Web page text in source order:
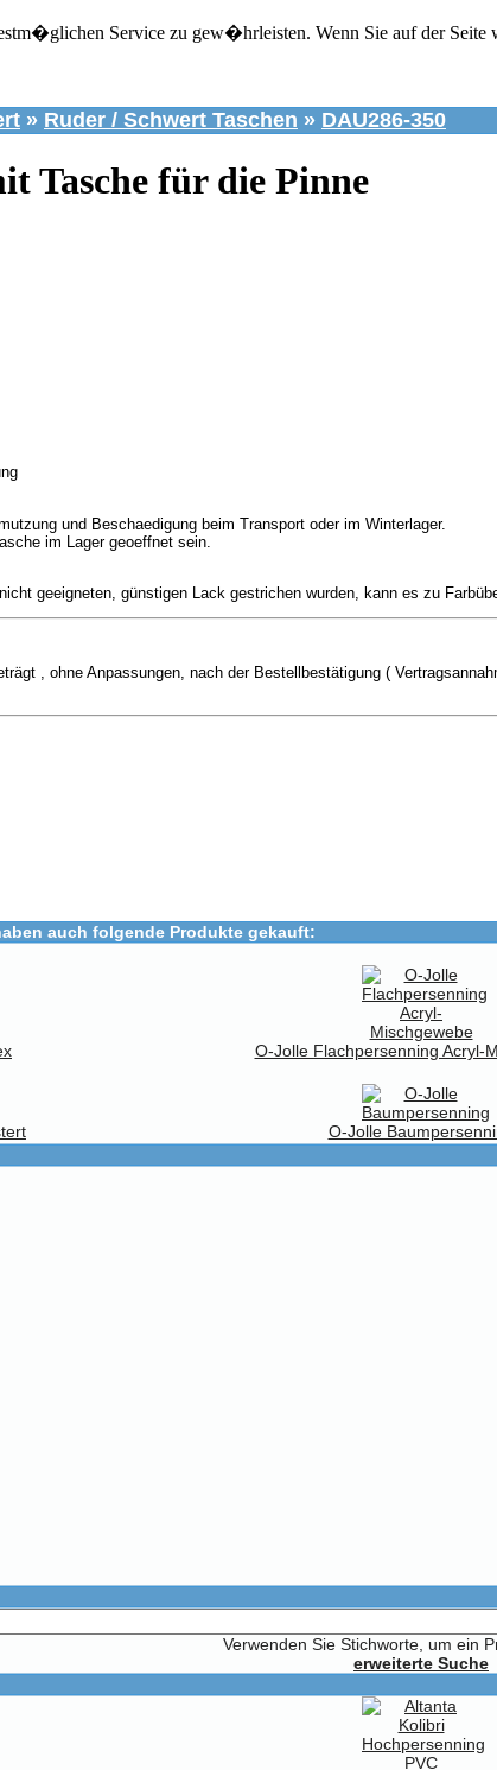
Service zu gew�hrleisten. Wenn Sie auf der Seite
» Ruder / Schwert Taschen » DAU286-350
Tasche für die Pinne
und Beschaedigung beim Transport oder im Winterlager.
im Lager geoeffnet sein.
geeigneten, günstigen Lack gestrichen wurden, kann es zu
, ohne Anpassungen, nach der Bestellbestätigung (
auch folgende Produkte gekauft:
O-Jolle Flachpersenning Acryl-
O-Jolle
Verwenden Sie Stichworte, um ein
erweiterte Suche